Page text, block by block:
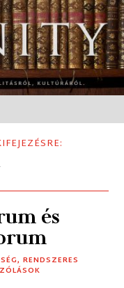
és
,RENDSZERES